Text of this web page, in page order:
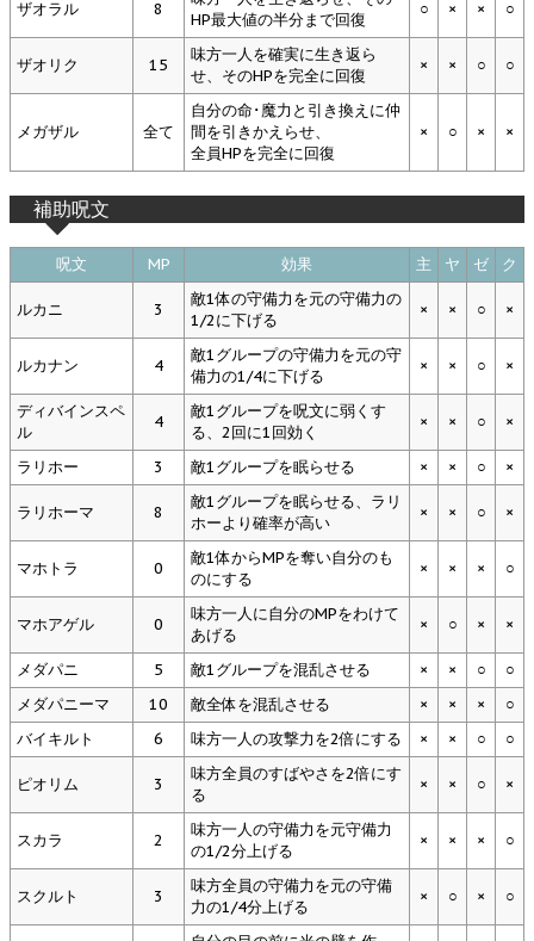
ザオラル 8
HP最大値の半分まで回復
○ × × ○
ザオリク 15
味方一人を確実に生き返ら
せ、そのHPを完全に回復
× × ○ ○
メガザル 全て
自分の命･魔力と引き換えに仲
間を引きかえらせ、
全員HPを完全に回復
× ○ × ×
補助呪文
呪文 MP 効果 主 ヤ ゼ ク
ルカニ 3
敵1体の守備力を元の守備力の
1/2に下げる
× × ○ ×
ルカナン 4
敵1グループの守備力を元の守
備力の1/4に下げる
× × ○ ×
ディバインスペ
ル
4
敵1グループを呪文に弱くす
る、2回に1回効く
× × ○ ×
ラリホー 3 敵1グループを眠らせる × × ○ ×
ラリホーマ 8
敵1グループを眠らせる、ラリ
ホーより確率が高い
× × ○ ×
マホトラ 0
敵1体からMPを奪い自分のも
のにする
× × × ○
マホアゲル 0
味方一人に自分のMPをわけて
あげる
× ○ × ×
メダパニ 5 敵1グループを混乱させる × × ○
○
メダパニーマ
10 敵全体を混乱させる × × ×
○
バイキルト
6 味方一人の攻撃力を2倍にする × × ○ ○
ピオリム 3
味方全員のすばやさを2倍にす
る
× × ○ ×
スカラ 2
味方一人の守備力を元守備力
の1/2分上げる
× × × ○
スクルト 3
味方全員の守備力を元の守備
力の1/4分上げる
× ○ × ○